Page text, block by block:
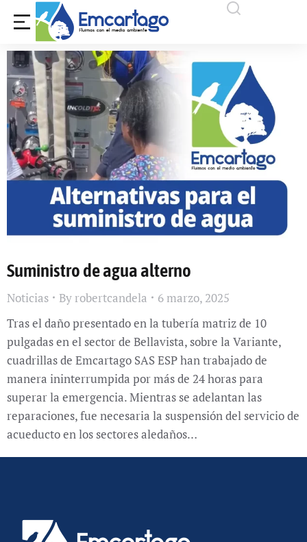
Suministro de agua alterno
Noticias By robertcandela
6 marzo, 2025
Tras el daño presentado en la tubería matriz de 10
pulgadas en el sector de Bellavista, sobre la Variante,
cuadrillas de Emcartago SAS ESP han trabajado de
manera ininterrumpida por más de 24 horas para
superar la emergencia. Mientras se adelantan las
reparaciones, fue necesaria la suspensión del servicio de
acueducto en los sectores aledaños…